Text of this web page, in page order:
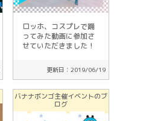
ロッホ、コスプレで踊
ってみた動画に参加さ
せていただきました！
更新日：2019/06/19
バナナボンゴ主催イベントのブ
ログ